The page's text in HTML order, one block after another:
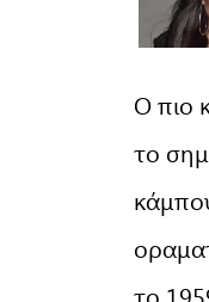
Ο πιο
το